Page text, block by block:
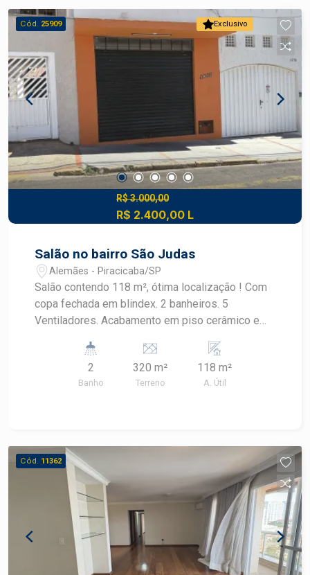
acesso, ideal para empresas que precisam de
espaço funcional, visibilidade e estrutura pronta
para operação. Próximo a importantes vias da
cidade, oferece versatilidade para diversos
segmentos como logística, distribuição, oficinas
e depósitos.
Exclusivo
Cód. 25909
R$ 3.000,00
R$ 2.400,00 L
Salão no bairro São Judas
Alemães - Piracicaba/SP
Salão contendo 118 m², ótima localização ! Com
copa fechada em blindex. 2 banheiros. 5
Ventiladores. Acabamento em piso cerâmico e
2
Banho
320 m²
Terreno
118 m²
A. Útil
Cód. 11362